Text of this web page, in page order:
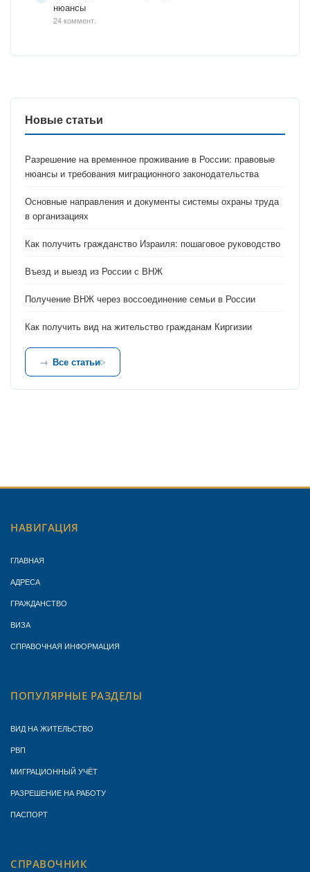
нюансы
24 коммент.
Новые статьи
Разрешение на временное проживание в России: правовые
нюансы и требования миграционного законодательства
Основные направления и документы системы охраны труда
в организациях
Как получить гражданство Израиля: пошаговое руководство
Въезд и выезд из России с ВНЖ
Получение ВНЖ через воссоединение семьи в России
Как получить вид на жительство гражданам Киргизии
Все статьи
НАВИГАЦИЯ
ГЛАВНАЯ
АДРЕСА
ГРАЖДАНСТВО
ВИЗА
СПРАВОЧНАЯ ИНФОРМАЦИЯ
ПОПУЛЯРНЫЕ РАЗДЕЛЫ
ВИД НА ЖИТЕЛЬСТВО
РВП
МИГРАЦИОННЫЙ УЧЁТ
РАЗРЕШЕНИЕ НА РАБОТУ
ПАСПОРТ
СПРАВОЧНИК